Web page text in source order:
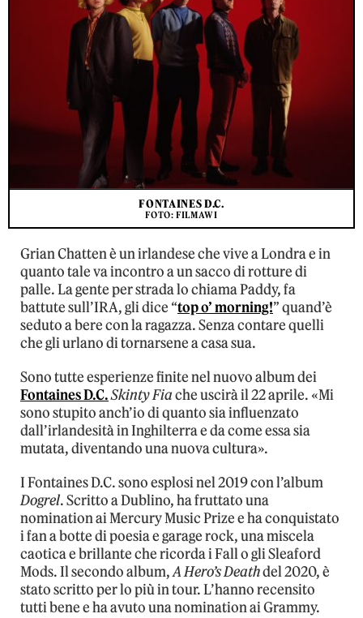
FONTAINES D.C.
FOTO: FILMAWI
Grian Chatten è un irlandese che vive a Londra e in
quanto tale va incontro a un sacco di rotture di
palle. La gente per strada lo chiama Paddy, fa
battute sull’IRA, gli dice “top o’ morning!” quand’è
seduto a bere con la ragazza. Senza contare quelli
che gli urlano di tornarsene a casa sua.
Sono tutte esperienze finite nel nuovo album dei
Fontaines D.C.Skinty Fiache uscirà il 22 aprile. «Mi
sono stupito anch’io di quanto sia influenzato
dall’irlandesità in Inghilterra e da come essa sia
mutata, diventando una nuova cultura».
I Fontaines D.C. sono esplosi nel 2019 con l’album
Dogrel. Scritto a Dublino, ha fruttato una
nomination ai Mercury Music Prize e ha conquistato
i fan a botte di poesia e garage rock, una miscela
caotica e brillante che ricorda i Fall o gli Sleaford
Mods. Il secondo album,A Hero’s Deathdel 2020, è
stato scritto per lo più in tour. L’hanno recensito
tutti bene e ha avuto una nomination ai Grammy.